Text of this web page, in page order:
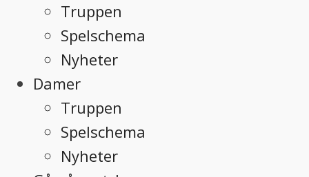
Truppen
Spelschema
Nyheter
Damer
Truppen
Spelschema
Nyheter